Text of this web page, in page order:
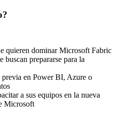
quieren dominar Microsoft Fabric
buscan prepararse para la
en Power BI, Azure o
a sus equipos en la nueva
Microsoft